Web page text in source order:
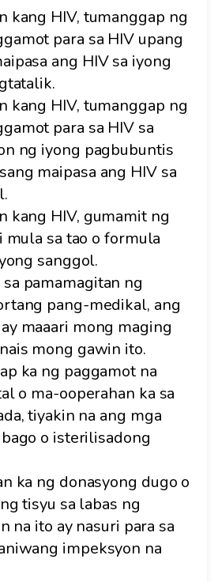
kang HIV, tumanggap ng
para sa HIV upang
ang HIV sa iyong
kang HIV, tumanggap ng
para sa HIV sa
ng iyong pagbubuntis
maipasa ang HIV sa
kang HIV, gumamit ng
mula sa tao o formula
sanggol.
pamamagitan ng
pang-medikal, ang
maaari mong maging
mong gawin ito.
ka ng paggamot na
o ma-ooperahan ka sa
tiyakin na ang mga
o isterilisadong
ka ng donasyong dugo o
tisyu sa labas ng
na ito ay nasuri para sa
impeksyon na